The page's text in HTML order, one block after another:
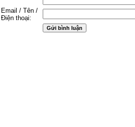
Email / Tên /
Điện thoại: